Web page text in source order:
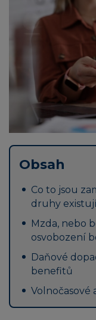
Obsah
Co to jsou
druhy
Mzda, nebo
osvobození
Daňové
benefitů